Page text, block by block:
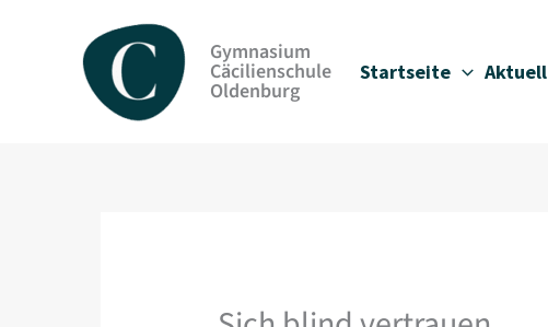
Gymnasium
Cäcilienschule
Oldenburg
Startseite Aktuell